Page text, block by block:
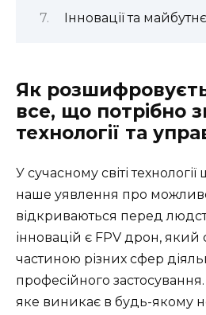
Інновації та
Як
все, що потрібно
технології та
У сучасному світі
наше уявлення про
відкриваються перед
інновацій є FPV дрон, який
частиною різних сфер
професійного
яке виникає в будь-якому